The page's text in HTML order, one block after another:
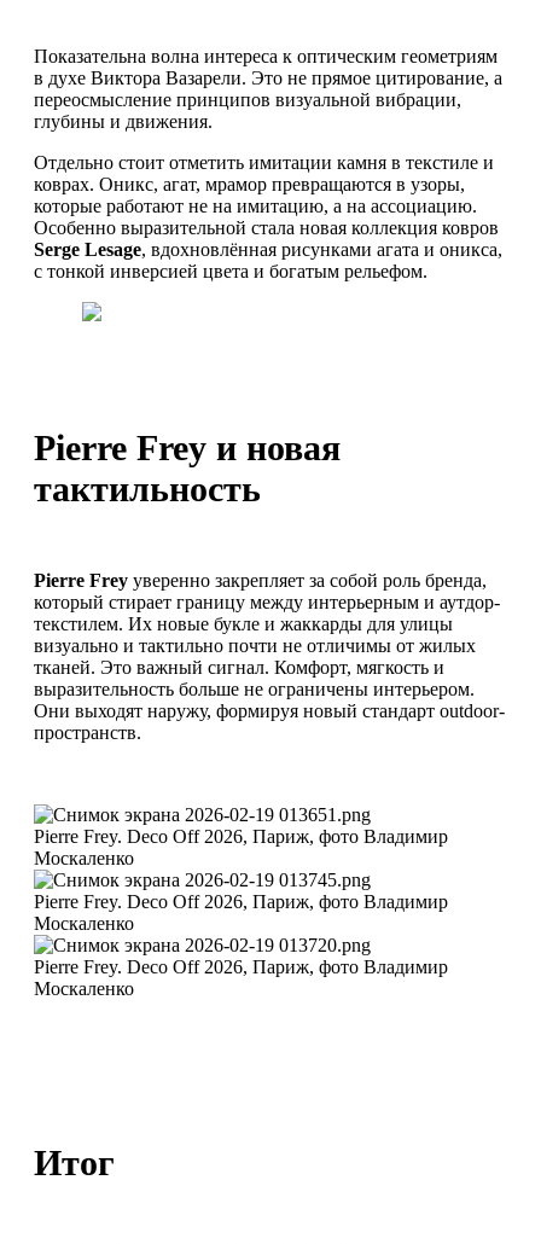
Показательна волна интереса к оптическим геометриям
в духе Виктора Вазарели. Это не прямое цитирование, а
переосмысление принципов визуальной вибрации,
глубины и движения.
Отдельно стоит отметить имитации камня в текстиле и
коврах. Оникс, агат, мрамор превращаются в узоры,
которые работают не на имитацию, а на ассоциацию.
Особенно выразительной стала новая коллекция ковров
Serge Lesage, вдохновлённая рисунками агата и оникса,
с тонкой инверсией цвета и богатым рельефом.
Pierre Frey и новая
тактильность
Pierre Frey уверенно закрепляет за собой роль бренда,
который стирает границу между интерьерным и аутдор-
текстилем. Их новые букле и жаккарды для улицы
визуально и тактильно почти не отличимы от жилых
тканей. Это важный сигнал. Комфорт, мягкость и
выразительность больше не ограничены интерьером.
Они выходят наружу, формируя новый стандарт outdoor-
пространств.
Pierre Frey. Deco Off 2026, Париж, фото Владимир
Москаленко
Pierre Frey. Deco Off 2026, Париж, фото Владимир
Москаленко
Pierre Frey. Deco Off 2026, Париж, фото Владимир
Москаленко
Итог